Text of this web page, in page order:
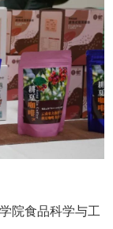
院食品科学与工